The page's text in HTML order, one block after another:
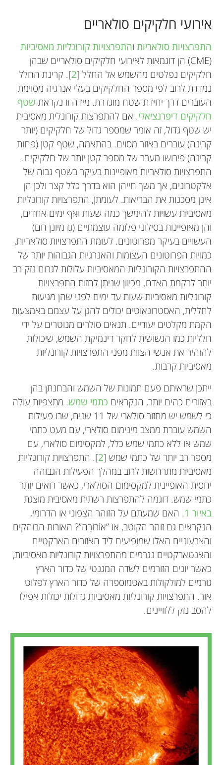
אירועי חלקיקים סולאריים
התפרצויות סולאריותוהתפרצויות קורונליות מאסיביות
(CME) הן דוגמאות לאירועי חלקיקים סולאריים שבהן
חלקיקים נפלטים מהשמש אל החלל [2]. קרינת החלל
נמדדת לרוב לפי מספר החלקיקים בעלי אנרגיה מסוימת
העוברים דרך יחידת שטח מוגדרת. מידה זו נקראת שטף
חלקיקים דיפרנציאלי. אם להתפרצות קורונלית מאסיבית
יש שטף גדול, זה אומר שמספר גדול של חלקיקים (יותר
קרינה) עוברים באזור מסוים. בהתאמה, שטף קטן (פחות
קרינה) פירושו מעבר של מספר קטן יותר של חלקיקים.
התפרצויות סולאריות מאופיינות בעיקר בשטף גבוה של
אלקטרונים, אך משך חייהן הוא בדרך כלל קצר ולכן הן
אינן מסכנות את הבריאות. לעומתן, התפרצויות קורונליות
מאסיביות עשויות להימשך כמה שעות ואף ימים אחדים,
והן מאופיינות בסילוני פלזמה עוצמתיים (גז מיונן חם)
העשויים בעיקר מפרוטונים. לעומת התפרצויות סולאריות,
כמויות הפרוטונים העצומות והאנרגיות הגבוהות יותר של
ההתפרצויות הקורונליות המאסיביות עלולות לגרום נזק רב
יותר לרקמת האדם. מכיוון שניתן לחזות התפרצויות
קורונליות מאסיביות שעות עד ימים לפני שהן מגיעות
לחללית, האסטרונאוטים יכולים להגן על עצמם באמצעות
הקמת מקלטים יעודיים. תנאים סולרים מנוטרים על ידי
חלליות כמו הגשושית לחקר דינמיקת השמש, שיכולות
להזהיר את אנשי הצוות מפני התפרצויות קורונליות
מאסיביות קרבות.
ייתכן שראיתם פעם תמונות של השמש והבחנתן בהן
באזורים כהים יותר, הנקראים כתמי שמש. מתצפיות עולה
כי לשמש יש מחזור סולארי של 11 שנים, שבו פעילות
השמש עוברת ממצב מינימום סולארי, עם מעט כתמי
שמש או ללא כתמי שמש כלל, למקסימום סולארי, עם
מספר רב יותר של כתמי שמש [2]. התפרצויות קורונליות
מאסיביות מתרחשות לרוב במהלך הפעילות הגבוהה
יחסית האופיינית למקסימום הסולארי, כאשר רואים יותר
כתמי שמש. דוגמה להתפרצות רשתית מאסיבית מוצגת
באיור 1
. האם שמעתם על הזוהר הצפוני או הדרומי,
הנקראים גם זוהר הקוטב, או ”אוֹרוֹרָה”? האורות הבוהקים
והצבעוניים האלו שמופיעים ליד האזורים הארקטיים
והאנטארקטיים נגרמים מהתפרצויות קורונליות מאסיביות,
כאשר יונים הזורמים לשדה המגנטי של כדור הארץ
גורמים למולקולות באטמוספרה של כדור הארץ לפלוט
אור. התפרצויות קורונליות מאסיביות גדולות יכולות אפילו
להסב נזק ללוויינים.